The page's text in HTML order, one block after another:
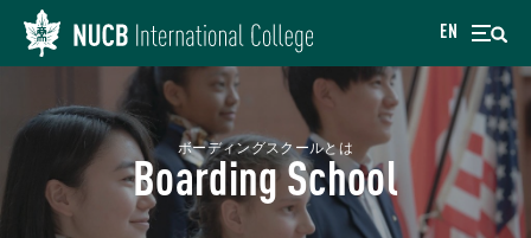
EN
ボーディングスクールとは
Boarding School